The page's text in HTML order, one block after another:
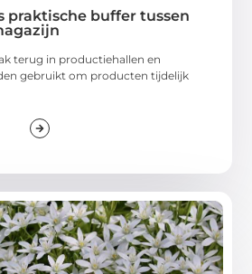
praktische buffer tussen
terug in productiehallen en
gebruikt om producten tijdelijk